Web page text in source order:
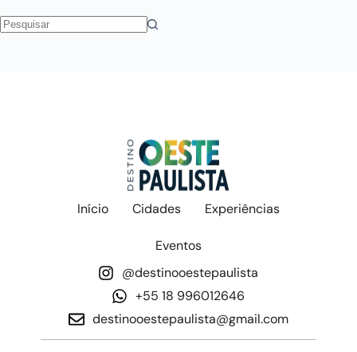
Início Cidades Experiências
Eventos
@destinooestepaulista
+55 18 996012646
destinooestepaulista@gmail.com